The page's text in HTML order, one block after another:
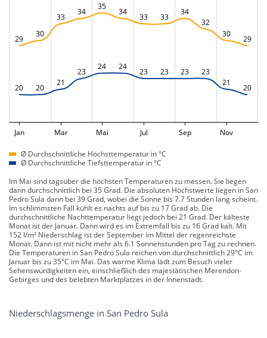
29
30
33
34
35
34
33 33
34
32
30
29
20 20
21
23
24 24
23 23 23
23
21
20
Jan Mar Mai Jul Sep Nov
Ø Durchschnittliche Höchsttemperatur in °C
Ø Durchschnittliche Tiefsttemperatur in °C
Im Mai sind tagsüber die höchsten Temperaturen zu messen. Sie liegen
dann durchschnittlich bei 35 Grad. Die absoluten Höchstwerte liegen in San
Pedro Sula dann bei 39 Grad, wobei die Sonne bis 7.7 Stunden lang scheint.
Im schlimmsten Fall kühlt es nachts auf bis zu 17 Grad ab. Die
durchschnittliche Nachttemperatur liegt jedoch bei 21 Grad. Der kälteste
Monat ist der Januar. Dann wird es im Extremfall bis zu 16 Grad kalt. Mit
152 l/m² Niederschlag ist der September im Mittel der regenreichste
Monat. Dann ist mit nicht mehr als 6.1 Sonnenstunden pro Tag zu rechnen.
Die Temperaturen in San Pedro Sula reichen von durchschnittlich 29°C im
Januar bis zu 35°C im Mai. Das warme Klima lädt zum Besuch vieler
Sehenswürdigkeiten ein, einschließlich des majestätischen Merendon-
Gebirges und des belebten Marktplatzes in der Innenstadt.
Niederschlagsmenge in San Pedro Sula